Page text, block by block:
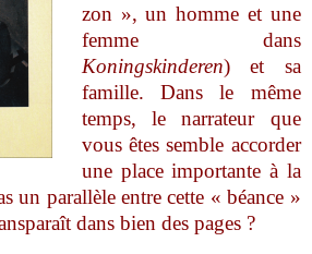
zon », un homme et une
femme dans
Koningskinderen) et sa
famille. Dans le même
temps, le narrateur que
vous êtes semble accorder
une place importante à la
un parallèle entre cette « béance »
dans bien des pages ?